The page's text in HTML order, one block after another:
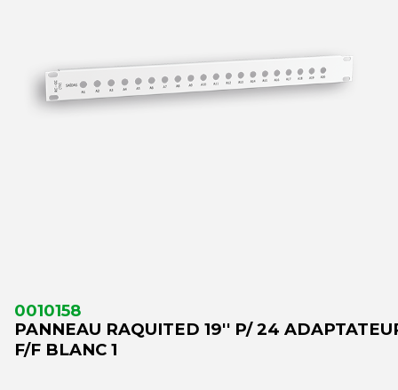
0010158
PANNEAU RAQUITED 19'' P/ 24
F/F BLANC 1